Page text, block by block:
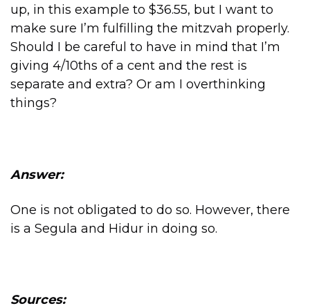
up, in this example to $36.55, but I want to
make sure I’m fulfilling the mitzvah properly.
Should I be careful to have in mind that I’m
giving 4/10ths of a cent and the rest is
separate and extra? Or am I overthinking
things?
Answer:
One is not obligated to do so. However, there
is a Segula and Hidur in doing so.
Sources: